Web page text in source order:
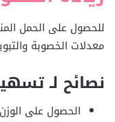
للحصول على الحمل
معدلات الخصوبة
نصائح لـ
الحصول على